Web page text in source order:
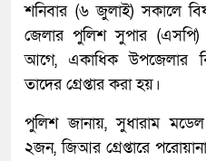
শনিবার (৬ জুলাই) সকালে
জেলার পুলিশ সুপার (এসপি)
আগে, একাধিক উপজেলার
তাদের গ্রেপ্তার করা হয়।
পুলিশ জানায়, সুধারাম
২জন, জিআর গ্রেপ্তারে